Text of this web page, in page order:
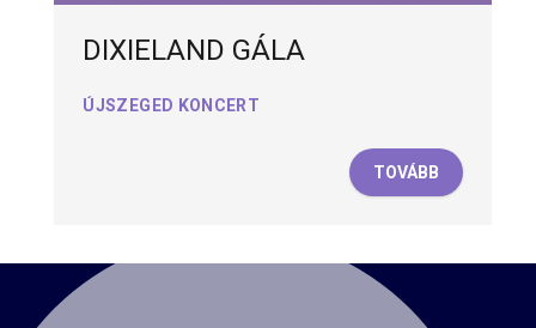
DIXIELAND GÁLA
ÚJSZEGED KONCERT
TOVÁBB